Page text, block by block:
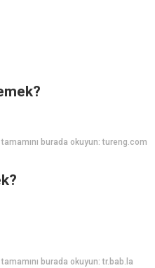
tamamını burada okuyun: tureng.com
tamamını burada okuyun: tr.bab.la